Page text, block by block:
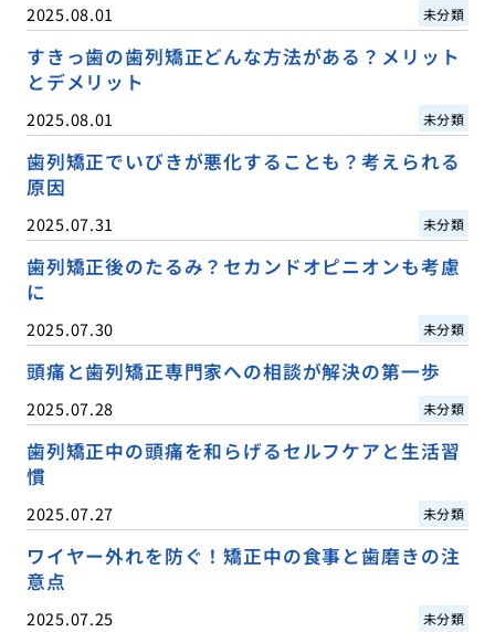
2025.08.01 未分類
すきっ歯の歯列矯正どんな方法がある？メリット
とデメリット
2025.08.01 未分類
歯列矯正でいびきが悪化することも？考えられる
原因
2025.07.31 未分類
歯列矯正後のたるみ？セカンドオピニオンも考慮
に
2025.07.30 未分類
頭痛と歯列矯正専門家への相談が解決の第一歩
2025.07.28 未分類
歯列矯正中の頭痛を和らげるセルフケアと生活習
慣
2025.07.27 未分類
ワイヤー外れを防ぐ！矯正中の食事と歯磨きの注
意点
2025.07.25 未分類